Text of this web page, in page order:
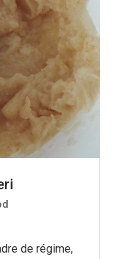
de régime,